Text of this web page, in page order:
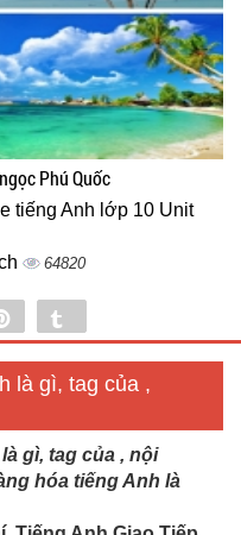
Phú Quốc
tiếng Anh lớp 10 Unit
64820
là gì, tag của ,
gì, tag của , nội
hóa tiếng Anh là